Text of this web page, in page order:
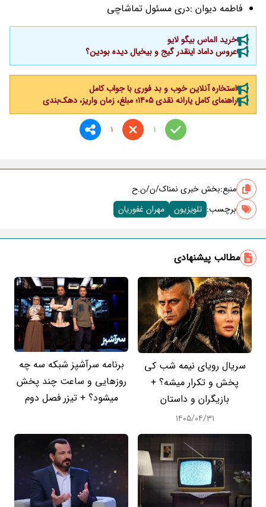
فاطمه دیوان :دری مسئول تماشاچی
خرید الماس بیگو لایو
عروس داماد اینقدر گیج و بیخیال دیده بودین؟
استخاره آنلاین خوب و بد فوری با جواب کامل
راهنمای کامل یارانه نقدی ۱۴۰۵؛ مبلغ، زمان واریز، دهک‌بندی
1
1
منبع:بخش خبری نمناک/ن/ن.ح
برچسب‌: تلویزیون مهران غفوریان
مطالب پیشنهادی
سریال رویای نیمه شب کی
پخش و تکرار میشه؟ +
بازیگران و داستان
۱۴۰۵/۰۴/۳۱
برنامه سرآشپز شبکه سه چه
روزهایی و ساعت چند پخش
میشود؟ + تیزر فصل دوم